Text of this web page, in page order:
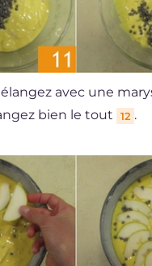
avec une
bien le tout 12 .